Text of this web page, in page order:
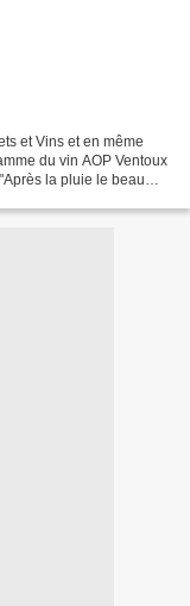
et Vins et en même
du vin AOP Ventoux
la pluie le beau